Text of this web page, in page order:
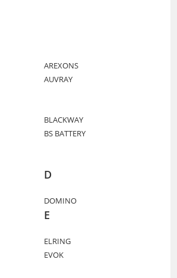
AREXONS
AUVRAY
BLACKWAY
BS BATTERY
D
DOMINO
E
ELRING
EVOK